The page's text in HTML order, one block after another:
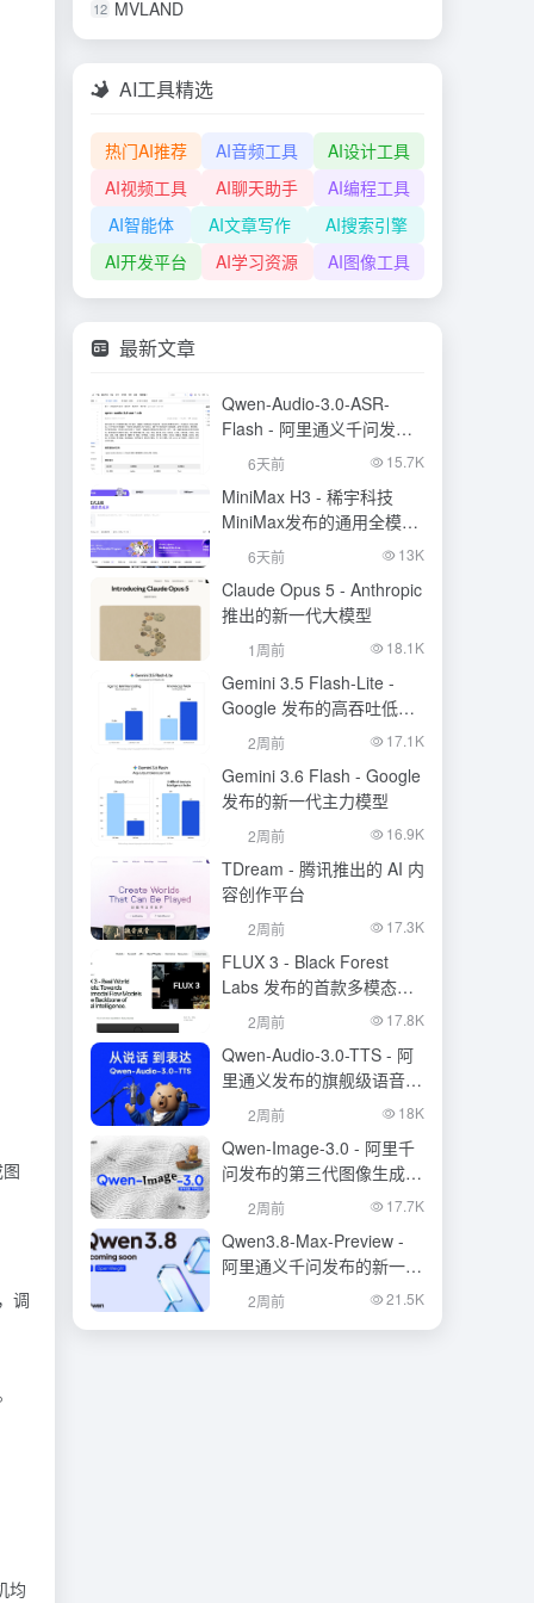
调
均
12 MVLAND
AI工具精选
热门AI推荐 AI音频工具
AI设计工具
AI视频工具
AI聊天助手
AI编程工具
AI智能体
AI文章写作
AI搜索引擎
AI开发平台
AI学习资源 AI图像工具
最新文章
Qwen-Audio-3.0-ASR-
Flash - 阿里通义千问发布
的语音识别大模型
6天前 15.7K
MiniMax H3 - 稀宇科技
MiniMax发布的通用全模态
生成模型
6天前 13K
Claude Opus 5 - Anthropic
推出的新一代大模型
1周前 18.1K
Gemini 3.5 Flash-Lite -
Google 发布的高吞吐低成
本模型
2周前 17.1K
Gemini 3.6 Flash - Google
发布的新一代主力模型
2周前 16.9K
TDream - 腾讯推出的 AI 内
容创作平台
2周前 17.3K
FLUX 3 - Black Forest
Labs 发布的首款多模态基
础模型
2周前 17.8K
Qwen-Audio-3.0-TTS - 阿
里通义发布的旗舰级语音合
成大模型
2周前 18K
Qwen-Image-3.0 - 阿里千
问发布的第三代图像生成基
础模型
2周前 17.7K
Qwen3.8-Max-Preview -
阿里通义千问发布的新一代
旗舰大模型
2周前 21.5K